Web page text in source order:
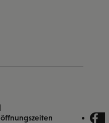
öffnungszeiten